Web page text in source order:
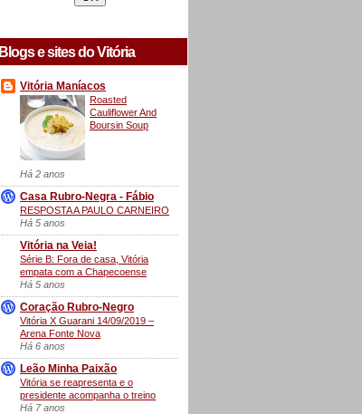
Blogs e sites do Vitória
Vitória Maníacos
Roasted
Cauliflower And
Boursin Soup
Há 2 anos
Casa Rubro-Negra - Fábio
RESPOSTA A PAULO CARNEIRO
Há 5 anos
Vitória na Veia!
Série B: Fora de casa, Vitória
empata com a Chapecoense
Há 5 anos
Coração Rubro-Negro
Vitória X Guarani 14/09/2019 –
Arena Fonte Nova
Há 6 anos
Leão Minha Paixão
Vitória se reapresenta e o
presidente acompanha o treino
Há 7 anos